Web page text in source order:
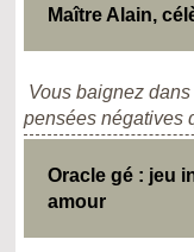
Maître Alain,
Vous baignez
pensées négatives
Oracle gé : jeu
amour